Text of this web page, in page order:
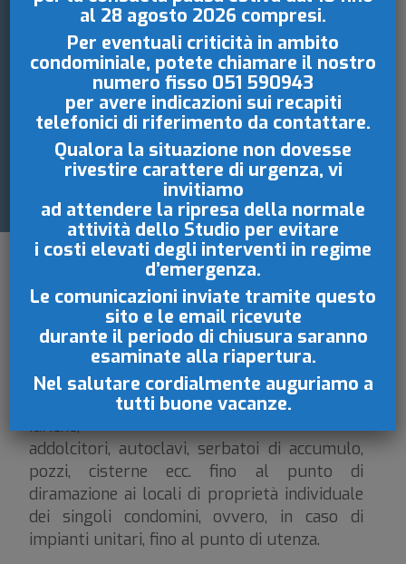
ACQUE D LGS 18
2023 IN VIGORE
DAL 21 MARZO
2023
L’Amministratore è custode e responsabile di
tutti i beni condominiali, compresi condotte
idriche,
addolcitori, autoclavi, serbatoi di accumulo,
pozzi, cisterne ecc. fino al punto di
diramazione ai locali di proprietà individuale
dei singoli condomini, ovvero, in caso di
impianti unitari, fino al punto di utenza.
al 28 agosto 2026 compresi.
Per eventuali criticità in ambito
condominiale, potete chiamare il nostro
numero fisso 051 590943
per avere indicazioni sui recapiti
telefonici di riferimento da contattare.
Qualora la situazione non dovesse
rivestire carattere di urgenza, vi
invitiamo
ad attendere la ripresa della normale
attività dello Studio per evitare
i costi elevati degli interventi in regime
d’emergenza.
Le comunicazioni inviate tramite questo
sito e le email ricevute
durante il periodo di chiusura saranno
esaminate alla riapertura.
Nel salutare cordialmente auguriamo a
tutti buone vacanze.